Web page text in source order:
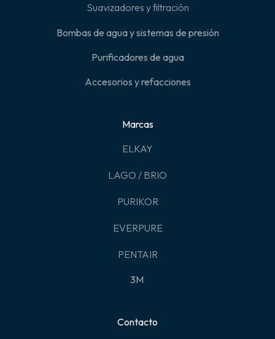
Marcas
ELKAY
LAGO / BRIO
PURIKOR
EVERPURE
PENTAIR
3M
Suavizadores y filtración
Bombas de agua y sistemas de presión
Purificadores de agua
Accesorios y refacciones
Contacto